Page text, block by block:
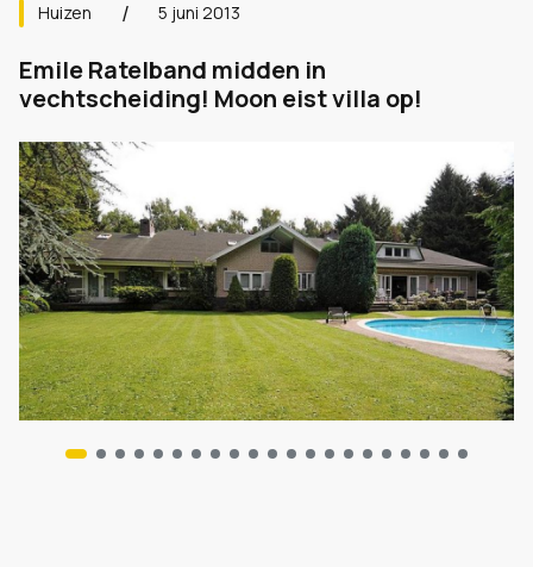
Huizen 5 juni 2013
Emile Ratelband midden in
vechtscheiding! Moon eist villa op!